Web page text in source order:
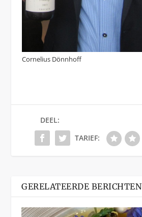
Cornelius Dönnhoff
DEEL:
TARIEF:
GERELATEERDE BERICHTEN